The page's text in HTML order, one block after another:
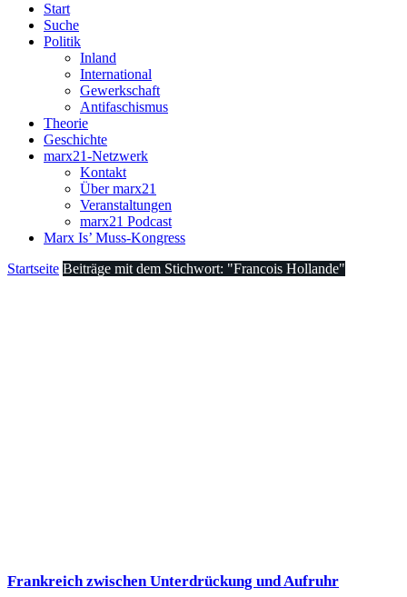
Start
Suche
Politik
Inland
International
Gewerkschaft
Antifaschismus
Theorie
Geschichte
marx21-Netzwerk
Kontakt
Über marx21
Veranstaltungen
marx21 Podcast
Marx Is’ Muss-Kongress
Startseite Beiträge mit dem Stichwort: "Francois Hollande"
Frankreich zwischen Unterdrückung und Aufruhr